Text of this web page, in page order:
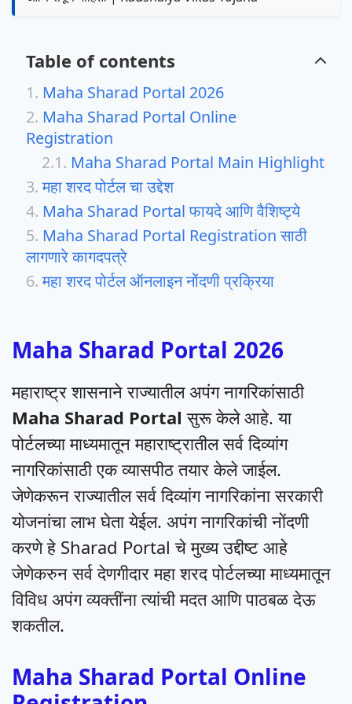
Table of contents
Maha Sharad Portal 2026
Maha Sharad Portal Online
Registration
Maha Sharad Portal Main Highlight
महा शरद पोर्टल चा उद्देश
Maha Sharad Portal फायदे आणि वैशिष्ट्ये
Maha Sharad Portal Registration साठी
लागणारे कागदपत्रे
महा शरद पोर्टल ऑनलाइन नोंदणी प्रक्रिया
Maha Sharad Portal 2026
महाराष्ट्र शासनाने राज्यातील अपंग नागरिकांसाठी
Maha Sharad Portal सुरू केले आहे. या
पोर्टलच्या माध्यमातून महाराष्ट्रातील सर्व दिव्यांग
नागरिकांसाठी एक व्यासपीठ तयार केले जाईल.
जेणेकरून राज्यातील सर्व दिव्यांग नागरिकांना सरकारी
योजनांचा लाभ घेता येईल. अपंग नागरिकांची नोंदणी
करणे हे Sharad Portal चे मुख्य उद्दीष्ट आहे
जेणेकरुन सर्व देणगीदार महा शरद पोर्टलच्या माध्यमातून
विविध अपंग व्यक्तींना त्यांची मदत आणि पाठबळ देऊ
शकतील.
Maha Sharad Portal Online